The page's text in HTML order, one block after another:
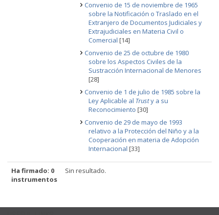
Convenio de 15 de noviembre de 1965
sobre la Notificación o Traslado en el
Extranjero de Documentos Judiciales y
Extrajudiciales en Materia Civil o
Comercial [14]
Convenio de 25 de octubre de 1980
sobre los Aspectos Civiles de la
Sustracción Internacional de Menores
[28]
Convenio de 1 de julio de 1985 sobre la
Ley Aplicable al Trusty a su
Reconocimiento [30]
Convenio de 29 de mayo de 1993
relativo a la Protección del Niño y a la
Cooperación en materia de Adopción
Internacional [33]
Ha firmado: 0
instrumentos
Sin resultado.